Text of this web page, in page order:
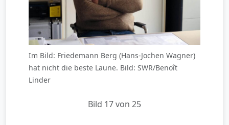
Im Bild: Friedemann Berg (Hans-Jochen Wagner)
hat nicht die beste Laune. Bild: SWR/Benoît
Linder
Bild 17 von 25